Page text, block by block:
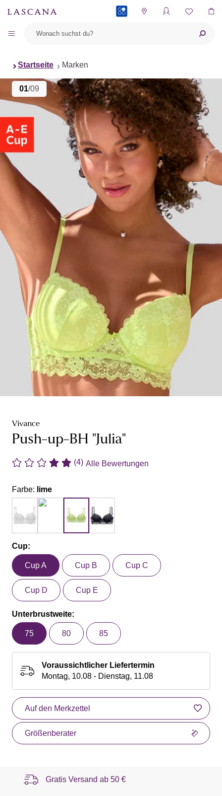
Startseite Marken
01/09
Vivance
Push-up-BH "Julia"
(4) Alle Bewertungen
Farbe: lime
Cup:
Cup A Cup B Cup C
Cup D Cup E
Unterbrustweite:
75 80 85
Voraussichtlicher Liefertermin
Montag, 10.08 - Dienstag, 11.08
Auf den Merkzettel
Größenberater
Gratis Versand ab 50 €